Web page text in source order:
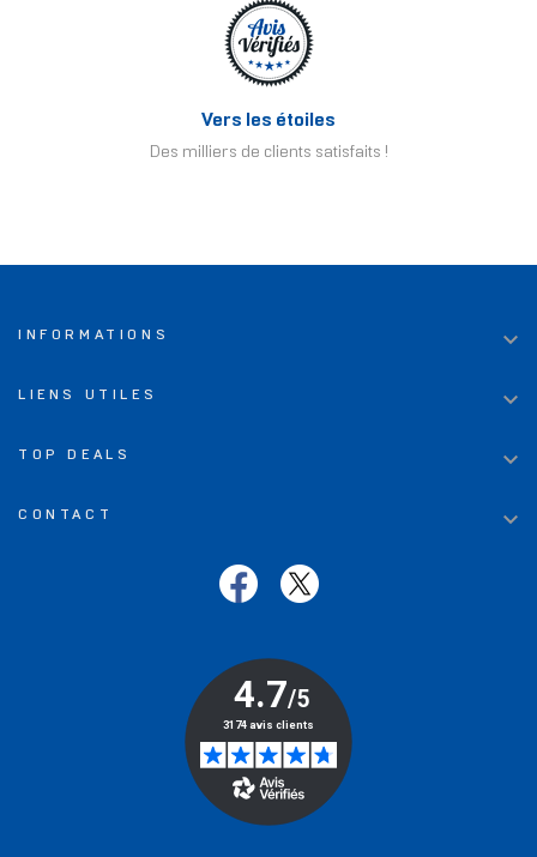
Vers les étoiles
Des milliers de clients satisfaits !
INFORMATIONS 
LIENS UTILES 
TOP DEALS 
CONTACT 